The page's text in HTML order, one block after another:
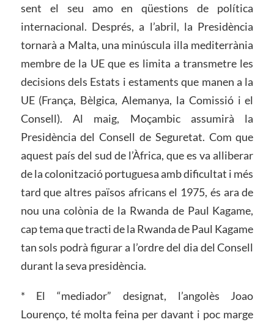
sent el seu amo en qüestions de política
internacional. Després, a l’abril, la Presidència
tornarà a Malta, una minúscula illa mediterrània
membre de la UE que es limita a transmetre les
decisions dels Estats i estaments que manen a la
UE (França, Bèlgica, Alemanya, la Comissió i el
Consell). Al maig, Moçambic assumirà la
Presidència del Consell de Seguretat. Com que
aquest país del sud de l’Àfrica, que es va alliberar
de la colonització portuguesa amb dificultat i més
tard que altres països africans el 1975, és ara de
nou una colònia de la Rwanda de Paul Kagame,
cap tema que tracti de la Rwanda de Paul Kagame
tan sols podrà figurar a l’ordre del dia del Consell
durant la seva presidència.
* El “mediador” designat, l’angolès Joao
Lourenço, té molta feina per davant i poc marge